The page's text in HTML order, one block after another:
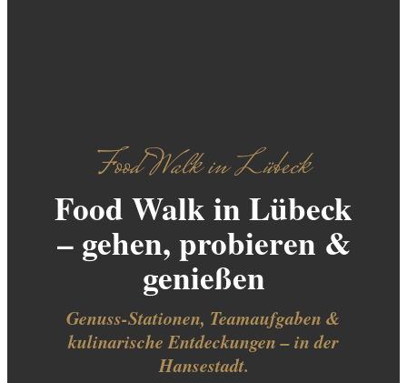
Food Walk in Lübeck
Food Walk in Lübeck
– gehen, probieren &
genießen
Genuss-Stationen, Teamaufgaben &
kulinarische Entdeckungen – in der
Hansestadt.